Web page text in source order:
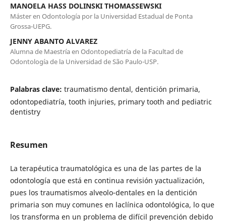
MANOELA HASS DOLINSKI THOMASSEWSKI
Máster en Odontología por la Universidad Estadual de Ponta
Grossa-UEPG.
JENNY ABANTO ALVAREZ
Alumna de Maestría en Odontopediatría de la Facultad de
Odontología de la Universidad de São Paulo-USP.
Palabras clave: traumatismo dental, dentición primaria,
odontopediatría, tooth injuries, primary tooth and pediatric
dentistry
Resumen
La terapéutica traumatológica es una de las partes de la
odontología que está en continua revisión yactualización,
pues los traumatismos alveolo-dentales en la dentición
primaria son muy comunes en laclínica odontológica, lo que
los transforma en un problema de difícil prevención debido